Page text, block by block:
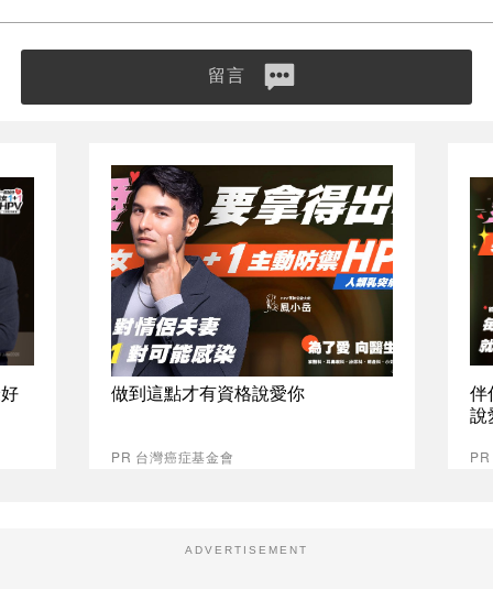
留言
做到這點才有資格說愛你
PR 台灣癌症基金會
伴
說
ADVERTISEMENT